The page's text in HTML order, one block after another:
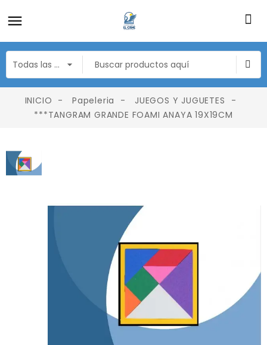
INICIO Papeleria
JUEGOS Y JUGUETES
***TANGRAM GRANDE FOAMI ANAYA 19X19CM